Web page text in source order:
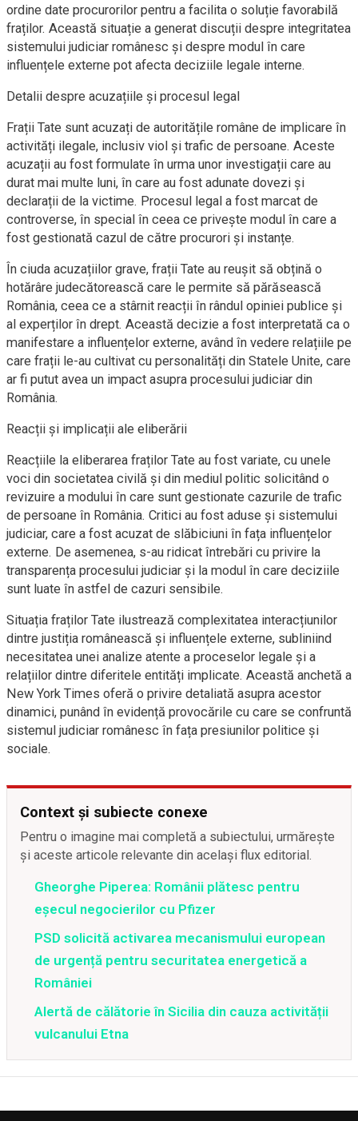
ordine date procurorilor pentru a facilita o soluție favorabilă
fraților. Această situație a generat discuții despre integritatea
sistemului judiciar românesc și despre modul în care
influențele externe pot afecta deciziile legale interne.
Detalii despre acuzațiile și procesul legal
Frații Tate sunt acuzați de autoritățile române de implicare în
activități ilegale, inclusiv viol și trafic de persoane. Aceste
acuzații au fost formulate în urma unor investigații care au
durat mai multe luni, în care au fost adunate dovezi și
declarații de la victime. Procesul legal a fost marcat de
controverse, în special în ceea ce privește modul în care a
fost gestionată cazul de către procurori și instanțe.
În ciuda acuzațiilor grave, frații Tate au reușit să obțină o
hotărâre judecătorească care le permite să părăsească
România, ceea ce a stârnit reacții în rândul opiniei publice și
al experților în drept. Această decizie a fost interpretată ca o
manifestare a influențelor externe, având în vedere relațiile pe
care frații le-au cultivat cu personalități din Statele Unite, care
ar fi putut avea un impact asupra procesului judiciar din
România.
Reacții și implicații ale eliberării
Reacțiile la eliberarea fraților Tate au fost variate, cu unele
voci din societatea civilă și din mediul politic solicitând o
revizuire a modului în care sunt gestionate cazurile de trafic
de persoane în România. Critici au fost aduse și sistemului
judiciar, care a fost acuzat de slăbiciuni în fața influențelor
externe. De asemenea, s-au ridicat întrebări cu privire la
transparența procesului judiciar și la modul în care deciziile
sunt luate în astfel de cazuri sensibile.
Situația fraților Tate ilustrează complexitatea interacțiunilor
dintre justiția românească și influențele externe, subliniind
necesitatea unei analize atente a proceselor legale și a
relațiilor dintre diferitele entități implicate. Această anchetă a
New York Times oferă o privire detaliată asupra acestor
dinamici, punând în evidență provocările cu care se confruntă
sistemul judiciar românesc în fața presiunilor politice și
sociale.
Context și subiecte conexe
Pentru o imagine mai completă a subiectului, urmărește
și aceste articole relevante din același flux editorial.
Gheorghe Piperea: Românii plătesc pentru
eșecul negocierilor cu Pfizer
PSD solicită activarea mecanismului european
de urgență pentru securitatea energetică a
României
Alertă de călătorie în Sicilia din cauza activității
vulcanului Etna